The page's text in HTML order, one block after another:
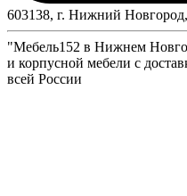
603138, г. Нижний
"Мебель152 в Нижнем
и корпусной мебели с
всей России